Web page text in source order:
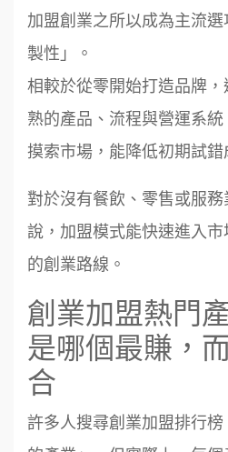
加盟創業之所以成為主流
製性」。
相較於從零開始打造品牌
熟的產品、流程與營運系
摸索市場，能降低初期試錯
對於沒有餐飲、零售或服
說，加盟模式能快速進入
的創業路線。
創業加盟熱門
是哪個最賺，
合
許多人搜尋創業加盟排行